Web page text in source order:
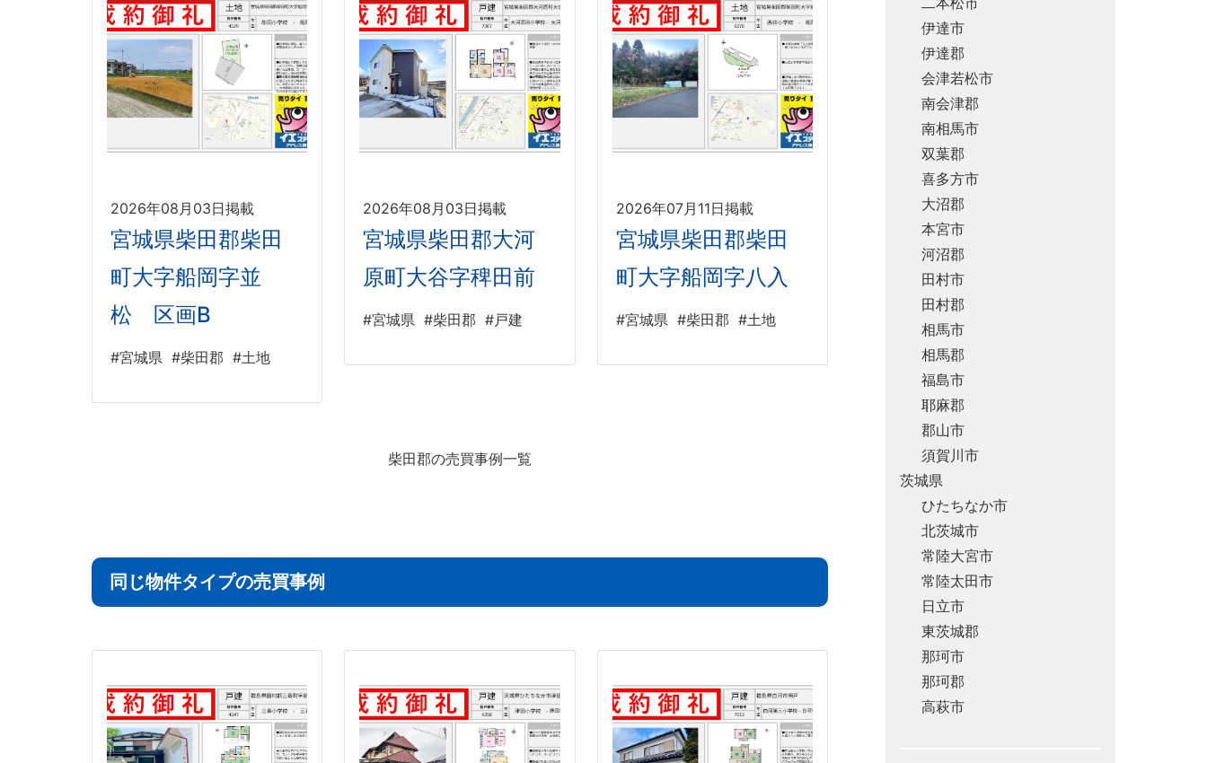
2026年08月03日掲載
宮城県柴田郡柴田
町大字船岡字並
松 区画B
#宮城県 #柴田郡 #土地
2026年08月03日掲載
宮城県柴田郡大河
原町大谷字稗田前
#宮城県 #柴田郡 #戸建
2026年07月11日掲載
宮城県柴田郡柴田
町大字船岡字八入
#宮城県 #柴田郡 #土地
柴田郡の売買事例一覧
同じ物件タイプの売買事例
伊達市
伊達郡
会津若松市
南会津郡
南相馬市
双葉郡
喜多方市
大沼郡
本宮市
河沼郡
田村市
田村郡
相馬市
相馬郡
福島市
耶麻郡
郡山市
須賀川市
茨城県
ひたちなか市
北茨城市
常陸大宮市
常陸太田市
日立市
東茨城郡
那珂市
那珂郡
高萩市